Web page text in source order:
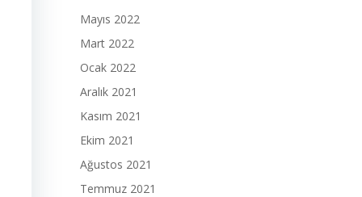
Mayıs 2022
Mart 2022
Ocak 2022
Aralık 2021
Kasım 2021
Ekim 2021
Ağustos 2021
Temmuz 2021